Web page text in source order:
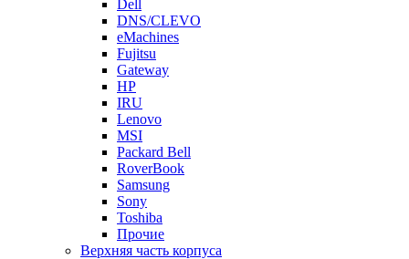
Dell
DNS/CLEVO
eMachines
Fujitsu
Gateway
HP
IRU
Lenovo
MSI
Packard Bell
RoverBook
Samsung
Sony
Toshiba
Прочие
Верхняя часть корпуса